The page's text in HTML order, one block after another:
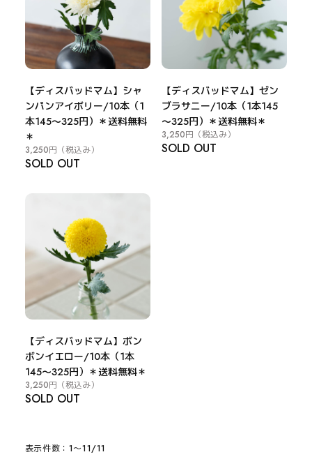
【ディスバッドマム】シャ
ンパンアイボリー/10本（1
本145～325円）＊送料無料
＊
3,250円 （税込み）
SOLD OUT
【ディスバッドマム】ゼン
ブラサニー/10本（1本145
～325円）＊送料無料＊
3,250円 （税込み）
SOLD OUT
【ディスバッドマム】ボン
ボンイエロー/10本（1本
145～325円）＊送料無料＊
3,250円 （税込み）
SOLD OUT
表示件数：1～11/11